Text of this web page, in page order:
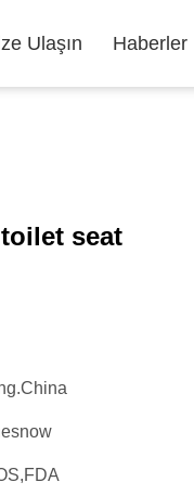
Ulaşın Haberler
seat